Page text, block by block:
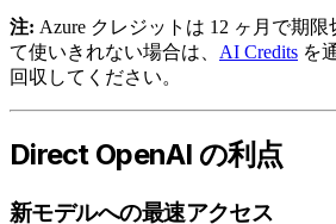
注: Azure クレジットは 12 ヶ月で期
て使いきれない場合は、 AI Credits を
回収してください。
Direct OpenAI の利点
新モデルへの最速アクセス